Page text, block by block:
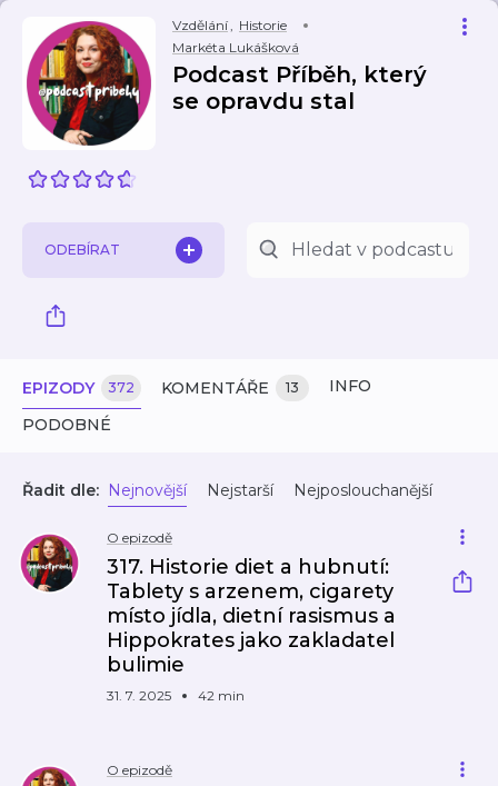
Vzdělání, Historie
Markéta Lukášková
Podcast Příběh, který
se opravdu stal
ODEBÍRAT
EPIZODY 372 KOMENTÁŘE 13
INFO
PODOBNÉ
Řadit dle: Nejnovější Nejstarší Nejposlouchanější
O epizodě
317. Historie diet a hubnutí:
Tablety s arzenem, cigarety
místo jídla, dietní rasismus a
Hippokrates jako zakladatel
bulimie
31. 7. 2025 42 min
O epizodě